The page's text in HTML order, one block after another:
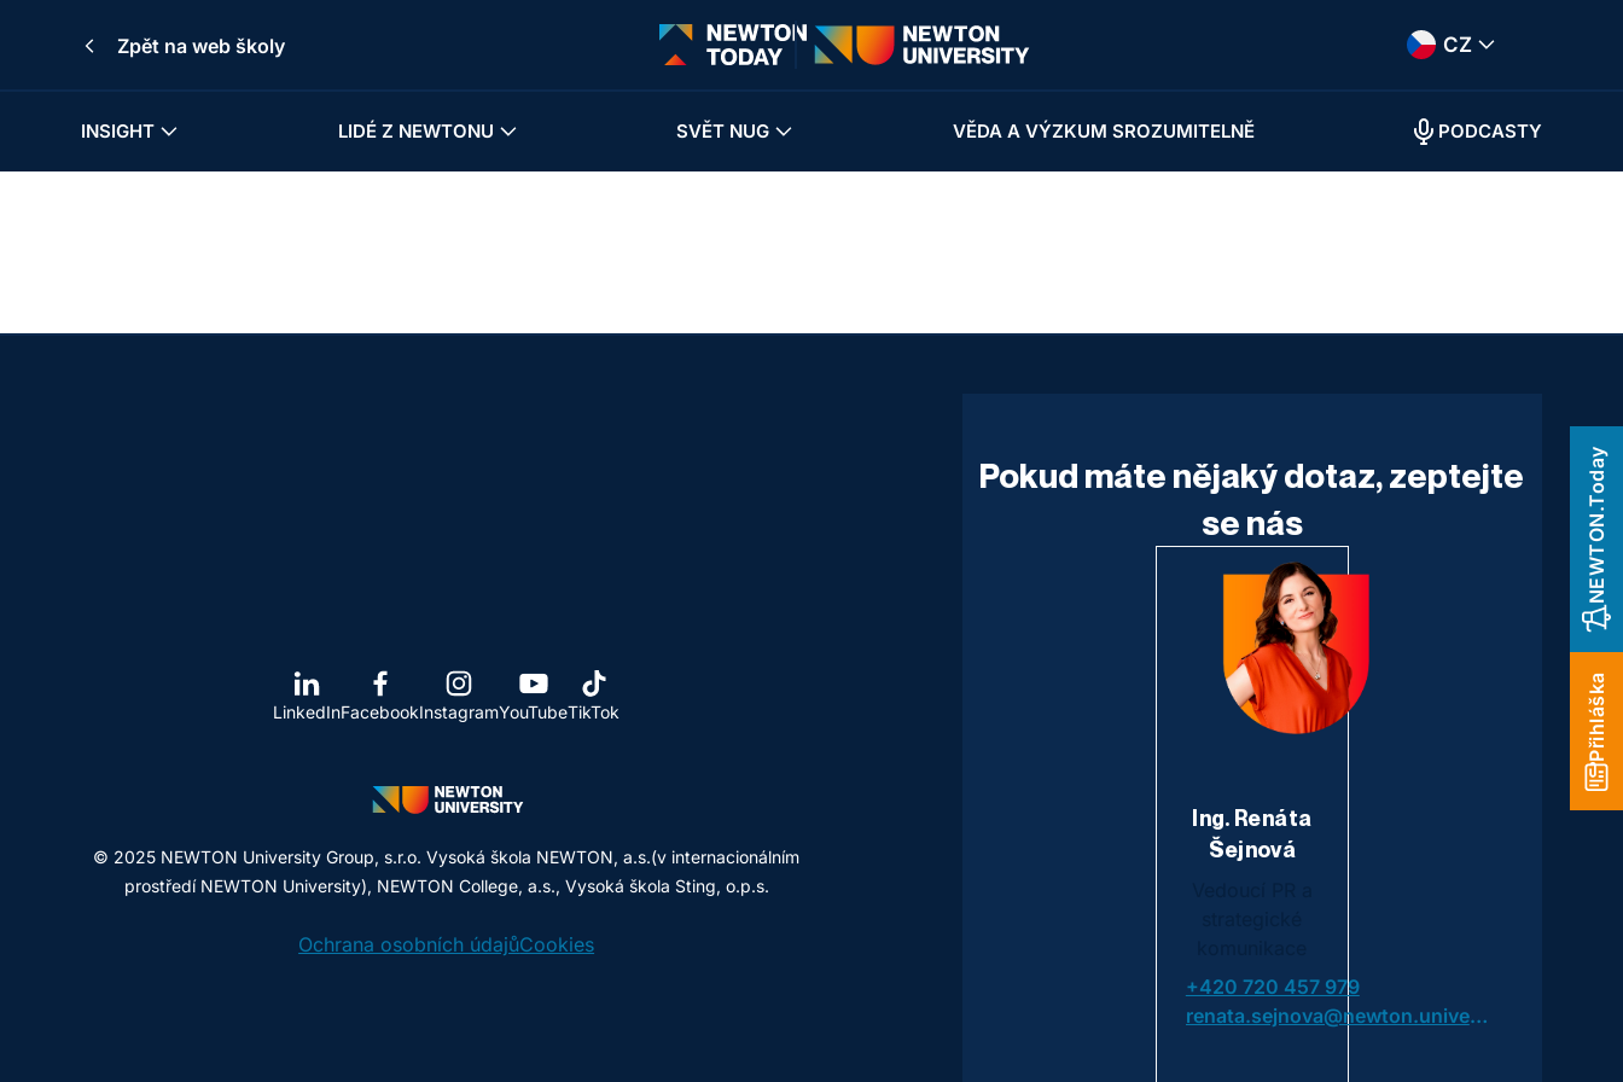
Zpět na web školy CZ
INSIGHT LIDÉ Z NEWTONU SVĚT NUG VĚDA A VÝZKUM SROZUMITELNĚ PODCASTY
Přihláška
NEWTON.Today
LinkedInFacebookInstagramYouTubeTikTok
© 2025 NEWTON University Group, s.r.o. Vysoká škola NEWTON, a.s.(v internacionálním
prostředí NEWTON University), NEWTON College, a.s., Vysoká škola Sting, o.p.s.
Ochrana osobních údajůCookies
Pokud máte nějaký dotaz, zeptejte
se nás
Ing. Renáta
Šejnová
+420 720 457 979
renata.sejnova@newton.university